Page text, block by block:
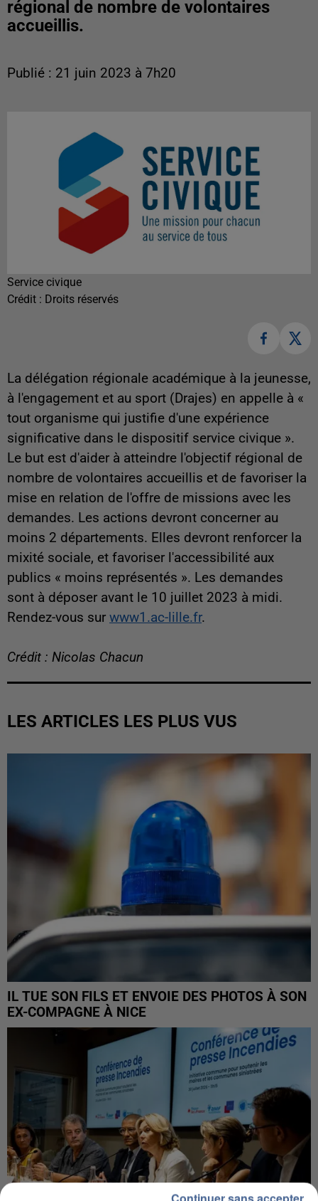
régional de nombre de volontaires
accueillis.
Publié : 21 juin 2023 à 7h20
Service civique
Crédit : Droits réservés
La délégation régionale académique à la jeunesse,
à l'engagement et au sport (Drajes) en appelle à «
tout organisme qui justifie d'une expérience
significative dans le dispositif service civique ».
Le but est d'aider à atteindre l'objectif régional de
nombre de volontaires accueillis et de favoriser la
mise en relation de l'offre de missions avec les
demandes. Les actions devront concerner au
moins 2 départements. Elles devront renforcer la
mixité sociale, et favoriser l'accessibilité aux
publics « moins représentés ». Les demandes
sont à déposer avant le 10 juillet 2023 à midi.
Rendez-vous sur www1.ac-lille.fr.
Crédit : Nicolas Chacun
LES ARTICLES LES PLUS VUS
IL TUE SON FILS ET ENVOIE DES PHOTOS À SON
EX-COMPAGNE À NICE